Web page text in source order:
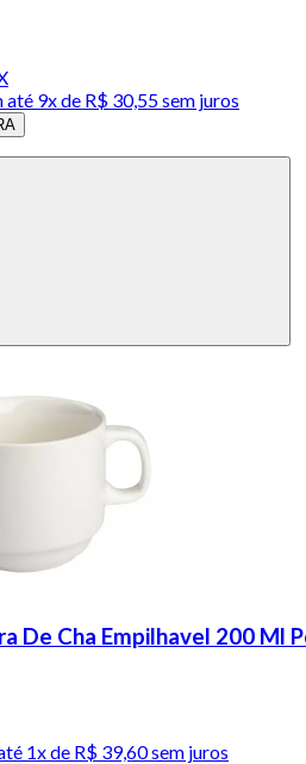
até 9x de R$ 30,55 sem juros
De Cha Empilhavel 200 Ml
1x de R$ 39,60sem juros